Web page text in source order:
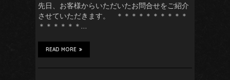
先日、お客様からいただいたお問合せをご紹介
させていただきます。 ＊＊＊＊＊＊＊＊＊＊
＊＊＊＊＊＊…
READ MORE